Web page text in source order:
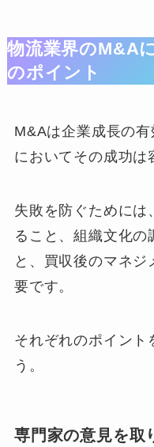
物流業界のM&A
のポイント
M&Aは企業成長の
においてその成功は
失敗を防ぐためには
ること、組織文化の
と、買収後のマネ
要です。
それぞれのポイント
う。
専門家の意見を取